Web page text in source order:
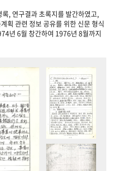
, 연구결과 초록지를 발간하였고,
획 관련 정보 공유를 위한 신문 형식
년 6월 창간하여 1976년 8월까지